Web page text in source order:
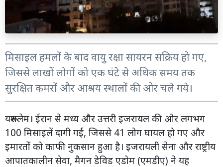
मिसाइल हमलों के बाद वायु रक्षा सायरन सक्रिय हो गए,
जिससे लाखों लोगों को एक घंटे से अधिक समय तक
सुरक्षित कमरों और आश्रय स्थालों की ओर चले गये।
यरूशलेम। ईरान से मध्य और उत्तरी इजरायल की ओर लगभग
100 मिसाइलें दागी गईं, जिससे 41 लोग घायल हो गए और
इमारतों को काफी नुकसान हुआ है। इजरायली सेना और राष्ट्रीय
आपातकालीन सेवा, मैगन डेविड एडोम (एमडीए) ने यह